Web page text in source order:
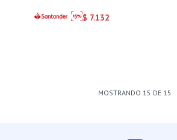
Componentes de Alta
$ 7.132
MOSTRANDO 15 DE 15